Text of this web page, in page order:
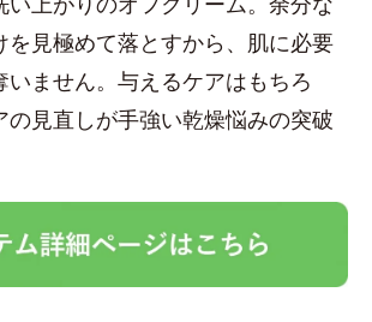
を見極めて落とすから、肌に必要
いません。与えるケアはもちろ
の見直しが手強い乾燥悩みの突破